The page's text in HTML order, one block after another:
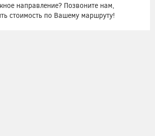
направление? Позвоните нам,
стоимость по Вашему маршруту!